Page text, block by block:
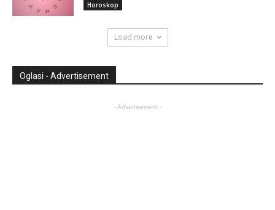
Horoskop
Load more
Oglasi - Advertisement
- Advertisement -